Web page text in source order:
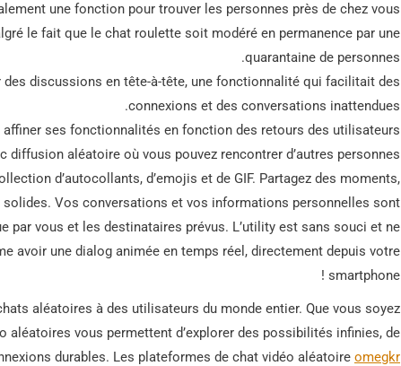
une fonction pour trouver les personnes près de chez vous.
le fait que le chat roulette soit modéré en permanence par une
quarantaine de personnes.
discussions en tête-à-tête, une fonctionnalité qui facilitait des
connexions et des conversations inattendues.
ses fonctionnalités en fonction des retours des utilisateurs.
aléatoire où vous pouvez rencontrer d’autres personnes.
d’autocollants, d’emojis et de GIF. Partagez des moments,
Vos conversations et vos informations personnelles sont
par vous et les destinataires prévus. L’utility est sans souci et ne
avoir une dialog animée en temps réel, directement depuis votre
smartphone !
aléatoires à des utilisateurs du monde entier. Que vous soyez
vous permettent d’explorer des possibilités infinies, de
durables. Les plateformes de chat vidéo aléatoire omegkr